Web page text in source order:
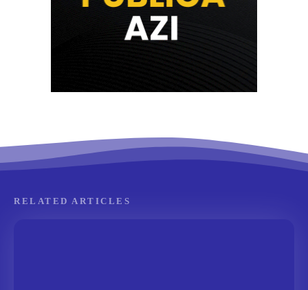
RELATED ARTICLES